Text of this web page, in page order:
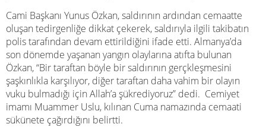
Cami Başkanı Yunus Özkan, saldırının ardından cemaatte
oluşan tedirgenliğe dikkat çekerek, saldırıyla ilgili takibatın
polis tarafından devam ettirildiğini ifade etti. Almanya’da
son dönemde yaşanan yangın olaylarına atıfta bulunan
Özkan, “Bir taraftan böyle bir saldırının gerçkleşmesini
şaşkınlıkla karşılıyor, diğer taraftan daha vahim bir olayın
vuku bulmadığı için Allah’a şükrediyoruz” dedi. Cemiyet
imamı Muammer Uslu, kılınan Cuma namazında cemaati
sükünete çağırdığını belirtti.